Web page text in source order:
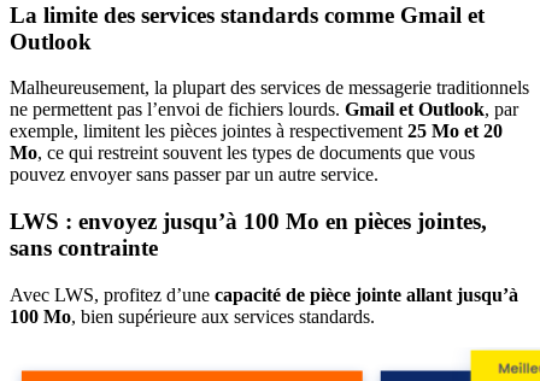
La limite des services standards comme Gmail et
Outlook
Malheureusement, la plupart des services de messagerie traditionnels
ne permettent pas l’envoi de fichiers lourds. Gmail et Outlook, par
exemple, limitent les pièces jointes à respectivement 25 Mo et 20
Mo, ce qui restreint souvent les types de documents que vous
pouvez envoyer sans passer par un autre service.
LWS : envoyez jusqu’à 100 Mo en pièces jointes,
sans contrainte
Avec LWS, profitez d’une capacité de pièce jointe allant jusqu’à
100 Mo, bien supérieure aux services standards.